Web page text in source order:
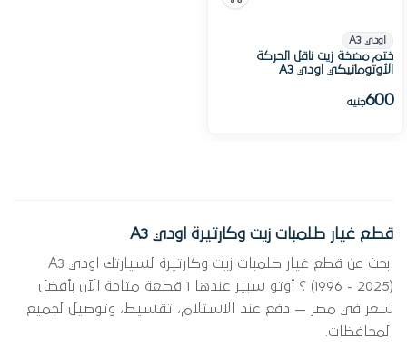
اودي A3
ختم مضخة زيت ناقل الحركة
الأوتوماتيكي اودي A3
600جنيه
قطع غيار طلمبات زيت وكارتيرة اودي A3
ابحث عن قطع غيار طلمبات زيت وكارتيرة لسيارتك اودي A3
(1996 - 2025) ؟ أوتو سبير عندها 1 قطعة متاحة الآن بأفضل
سعر في مصر — دفع عند الاستلام، تقسيط، وتوصيل لجميع
المحافظات.